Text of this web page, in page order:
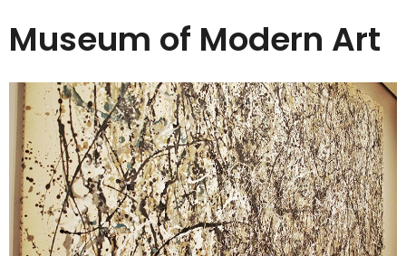
Museum of Modern Art